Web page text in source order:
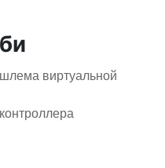
виртуальной